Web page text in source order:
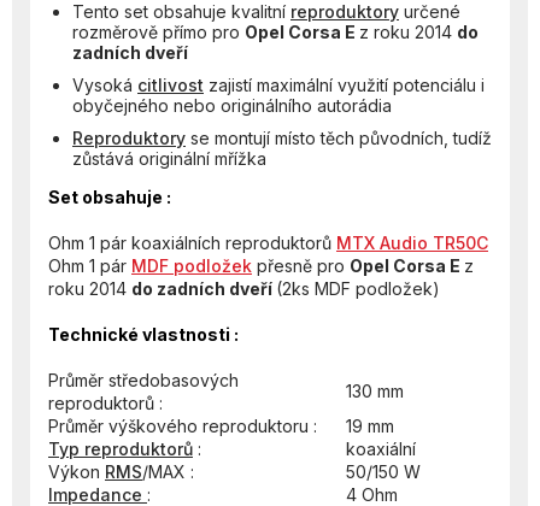
Tento set obsahuje kvalitní reproduktory určené
rozměrově přímo pro Opel Corsa E z roku 2014 do
zadních dveří
Vysoká citlivost zajistí maximální využití potenciálu i
obyčejného nebo originálního autorádia
Reproduktory se montují místo těch původních, tudíž
zůstává originální mřížka
Set obsahuje :
Ohm 1 pár koaxiálních reproduktorů MTX Audio TR50C
Ohm 1 pár MDF podložek přesně pro Opel Corsa E z
roku 2014 do zadních dveří (2ks MDF podložek)
Technické vlastnosti :
Průměr středobasových
reproduktorů :
130 mm
Průměr výškového reproduktoru :
19 mm
Typ reproduktorů :
koaxiální
Výkon RMS/MAX :
50/150 W
Impedance : 4 Ohm